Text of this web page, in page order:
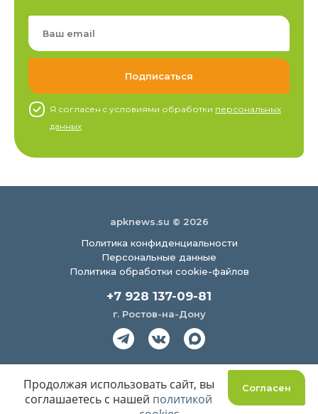
Я согласен c условиями обработки персональных
данных
apknews.su © 2026
Политика конфиденциальности
Персональные данные
Политика обработки cookie-файлов
+7 928 137-09-81
г. Ростов-на-Дону
Согласен
Продолжая использовать сайт, вы
соглашаетесь с нашей политикой